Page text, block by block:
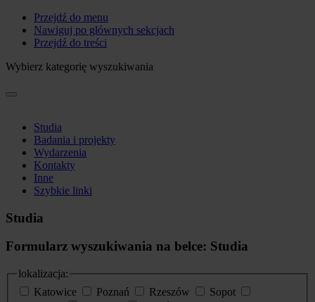
Przejdź do menu
Nawiguj po głównych sekcjach
Przejdź do treści
Wybierz kategorię wyszukiwania
Studia
Badania i projekty
Wydarzenia
Kontakty
Inne
Szybkie linki
Studia
Formularz wyszukiwania na belce: Studia
lokalizacja:
Katowice
Poznań Rzeszów
Sopot